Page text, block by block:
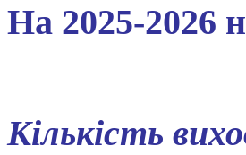
На 2025-2026
Кількість